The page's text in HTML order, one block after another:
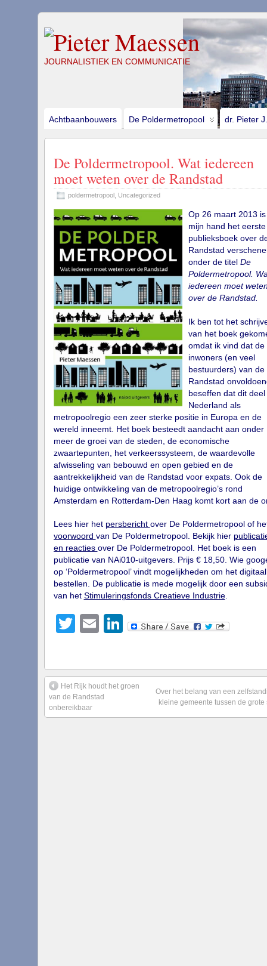
JOURNALISTIEK EN COMMUNICATIE
Achtbaanbouwers De Poldermetropool dr. Pieter
De Poldermetropool. Wat iedereen
moet weten over de Randstad
poldermetropool, Uncategorized
Op 26 maart 2013
mijn hand het eerste
publieksboek over
Randstad
onder de titel De
Poldermetropool.
iedereen moet
over de Randstad.
Ik ben tot het
van het boek
omdat ik vind dat de
inwoners (en veel
bestuurders) van de
Randstad
beseffen dat dit deel
Nederland als
metropoolregio een zeer sterke positie in Europa en de
wereld inneemt. Het boek besteedt aandacht aan onder
meer de groei van de steden, de economische
zwaartepunten, het verkeerssysteem, de waardevolle
afwisseling van bebouwd en open gebied en de
aantrekkelijkheid van de Randstad voor expats. Ook de
huidige ontwikkeling van de metropoolregio’s rond
Amsterdam en Rotterdam-Den Haag komt kort aan de
Lees hier het persbericht over De Poldermetropool of
voorwoord van De Poldermetropool. Bekijk hier
en reacties over De Poldermetropool. Het boek is een
publicatie van NAi010-uitgevers. Prijs € 18,50. Wie
op ‘Poldermetropool’ vindt mogelijkheden om het
bestellen. De publicatie is mede mogelijk door een
van het Stimuleringsfonds Creatieve Industrie.
Twitter
EmailLinkedIn
Het Rijk houdt het groen
van de Randstad
onbereikbaar
Over het belang van een
kleine gemeente tussen de grote